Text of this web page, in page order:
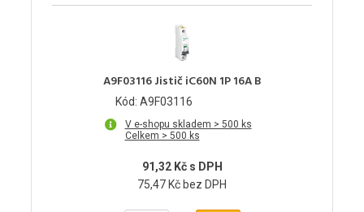
A9F03116 Jistič iC60N 1P 16A B
Kód: A9F03116
V e-shopu skladem > 500 ks
Celkem > 500 ks
91,32 Kč s DPH
75,47 Kč bez DPH